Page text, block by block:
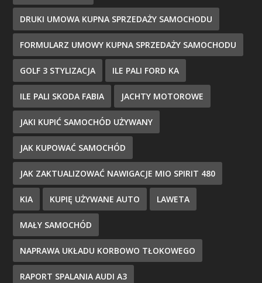
DRUKI UMOWA KUPNA SPRZEDAŻY SAMOCHODU
FORMULARZ UMOWY KUPNA SPRZEDAŻY SAMOCHODU
GOLF 3 STYLIZACJA ILE PALI FORD KA
ILE PALI SKODA FABIA JACHTY MOTOROWE
JAKI KUPIĆ SAMOCHÓD UŻYWANY
JAK KUPOWAĆ SAMOCHÓD
JAK ZAKTUALIZOWAĆ NAWIGACJE MIO SPIRIT 480
KIA KUPIĘ UŻYWANE AUTO LAWETA
MAŁY SAMOCHÓD
NAPRAWA UKŁADU KORBOWO TŁOKOWEGO
RAPORT SPALANIA AUDI A3